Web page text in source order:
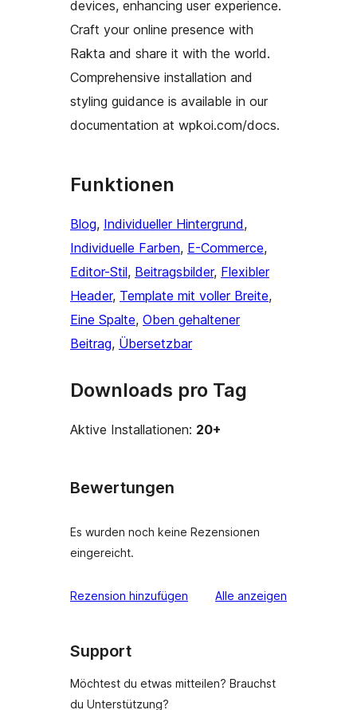
devices, enhancing user experience.
Craft your online presence with
Rakta and share it with the world.
Comprehensive installation and
styling guidance is available in our
documentation at wpkoi.com/docs.
Funktionen
Blog, Individueller Hintergrund
Individuelle Farben, E-Commerce
Editor-Stil, Beitragsbilder, Flexibler
Header, Template mit voller Breite
Eine Spalte, Oben gehaltener
Beitrag, Übersetzbar
Downloads pro Tag
Aktive Installationen: 20+
Bewertungen
Es wurden noch keine Rezensionen
eingereicht.
Rezension hinzufügen Alle Rezensionen
anzeigen
Support
Möchtest du etwas mitteilen? Brauchst
du Unterstützung?